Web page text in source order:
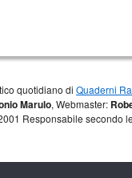
quotidiano di Quaderni
Marulo, Webmaster:
Responsabile secondo